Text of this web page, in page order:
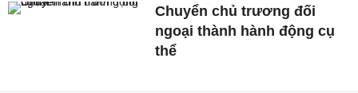
Chuyển chủ trương đối
ngoại thành hành động cụ
thể